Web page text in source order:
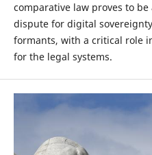
comparative law proves to
dispute for digital
formants, with a critical role
for the legal systems.